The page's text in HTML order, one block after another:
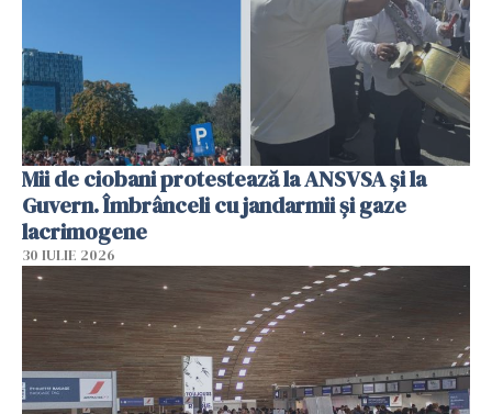
Mii de ciobani protestează la ANSVSA și la
Guvern. Îmbrânceli cu jandarmii și gaze
lacrimogene
30 IULIE 2026